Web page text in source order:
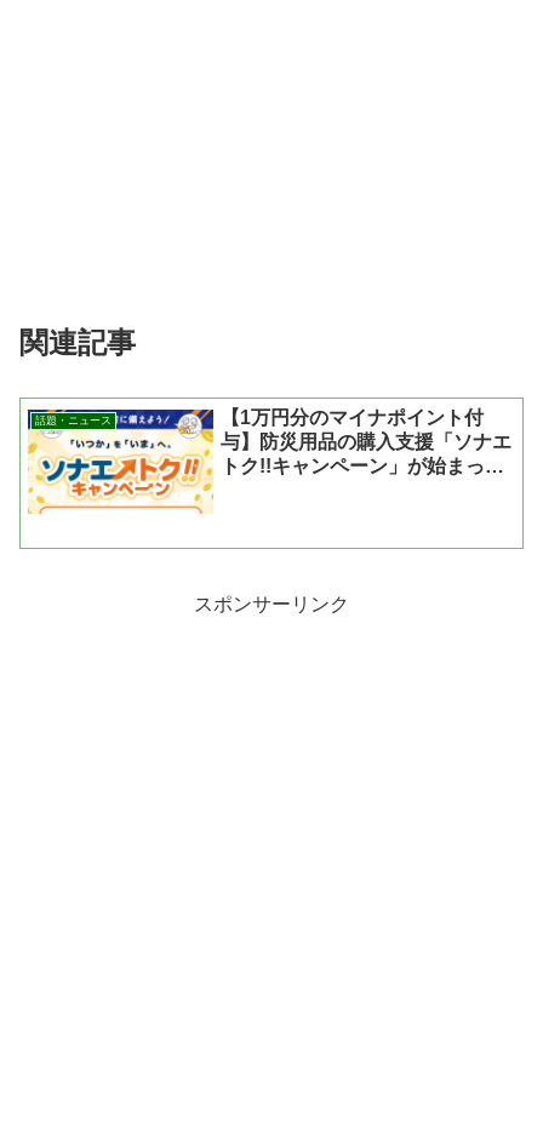
関連記事
話題・ニュース
【1万円分のマイナポイント付
与】防災用品の購入支援「ソナエ
トク!!キャンペーン」が始まった
スポンサーリンク